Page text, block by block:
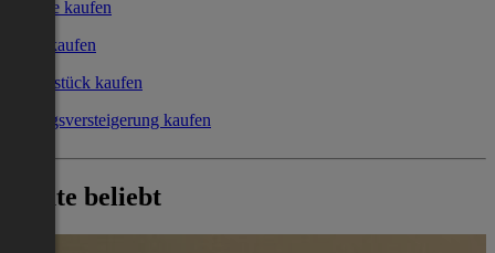
Garage kaufen
Büro kaufen
Grundstück kaufen
Zwangsversteigerung kaufen
Heute beliebt